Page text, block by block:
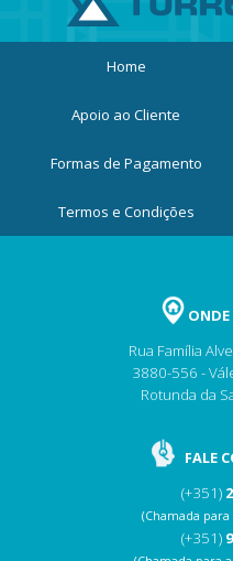
Home
Apoio ao Cliente
Formas de Pagamento
Termos e Condições
Rua Família
3880-556 -
Rotunda da
FALE
(+351)
(Chamada
(+351)